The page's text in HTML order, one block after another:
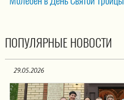
ПОПУЛЯРНЫЕ НОВОСТИ
29.05.2026